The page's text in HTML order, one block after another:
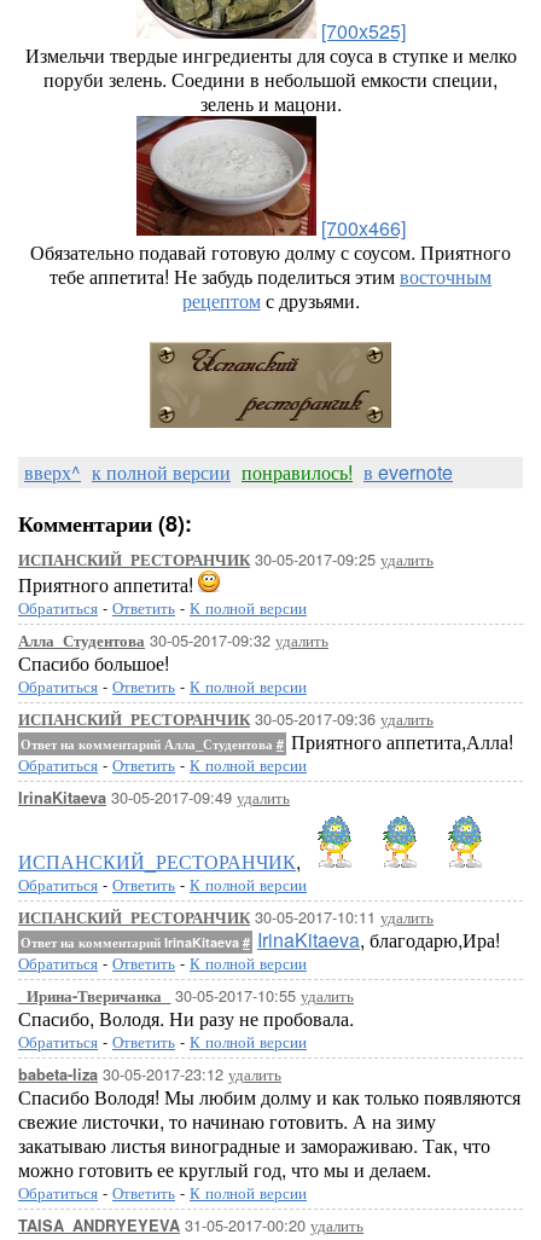
[700x525]
Измельчи твердые ингредиенты для соуса в ступке и мелко
поруби зелень. Соедини в небольшой емкости специи,
зелень и мацони.
[700x466]
Обязательно подавай готовую долму с соусом. Приятного
тебе аппетита! Не забудь поделиться этимвосточным
рецептомс друзьями.
вверх^ к полной версии понравилось! в evernote
Комментарии (8):
ИСПАНСКИЙ_РЕСТОРАНЧИК30-05-2017-09:25 удалить
Приятного аппетита!
Обратиться - Ответить - К полной версии
Алла_Студентова 30-05-2017-09:32 удалить
Спасибо большое!
Обратиться - Ответить - К полной версии
ИСПАНСКИЙ_РЕСТОРАНЧИК30-05-2017-09:36 удалить
Ответ на комментарий Алла_Студентова # Приятного аппетита,Алла!
Обратиться - Ответить - К полной версии
IrinaKitaeva 30-05-2017-09:49 удалить
ИСПАНСКИЙ_РЕСТОРАНЧИК,
Обратиться - Ответить - К полной версии
ИСПАНСКИЙ_РЕСТОРАНЧИК30-05-2017-10:11 удалить
Ответ на комментарий IrinaKitaeva # IrinaKitaeva, благодарю,Ира!
Обратиться - Ответить - К полной версии
_Ирина-Тверичанка_ 30-05-2017-10:55 удалить
Спасибо, Володя. Ни разу не пробовала.
Обратиться - Ответить - К полной версии
babeta-liza 30-05-2017-23:12 удалить
Спасибо Володя! Мы любим долму и как только появляются
свежие листочки, то начинаю готовить. А на зиму
закатываю листья виноградные и замораживаю. Так, что
можно готовить ее круглый год, что мы и делаем.
Обратиться - Ответить - К полной версии
TAISA_ANDRYEYEVA 31-05-2017-00:20 удалить